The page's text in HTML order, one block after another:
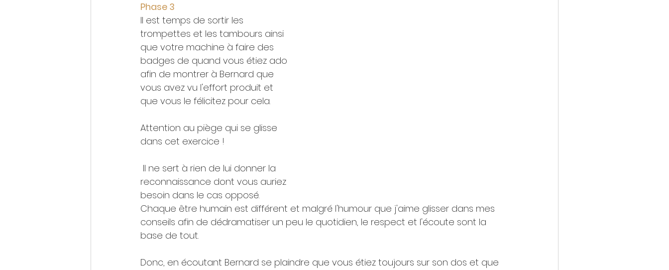
Phase 3
Il est temps de sortir les
trompettes et les tambours ainsi
que votre machine à faire des
badges de quand vous étiez ado
afin de montrer à Bernard que
vous avez vu l'effort produit et
que vous le félicitez pour cela.
Attention au piège qui se glisse
dans cet exercice !
reconnaissance dont vous auriez
besoin dans le cas opposé.
Chaque être humain est différent et malgré l'humour que j'aime glisser dans mes
conseils afin de dédramatiser un peu le quotidien, le respect et l'écoute sont la
base de tout.
Donc, en écoutant Bernard se plaindre que vous étiez toujours sur son dos et que